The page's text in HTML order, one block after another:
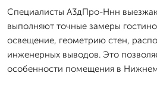
Специалисты А3дПро-Ннн
выполняют точные замеры
освещение, геометрию стен,
инженерных выводов. Это
особенности помещения в